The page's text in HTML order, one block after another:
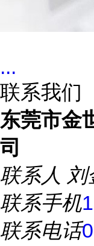
...
联系我们
东莞市金
司
联系人 刘
联系手机
联系电话